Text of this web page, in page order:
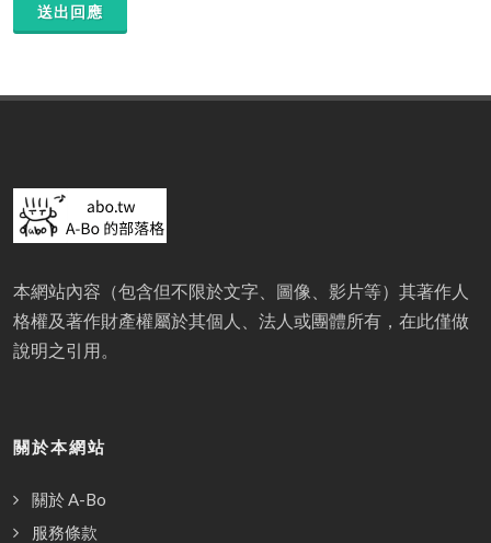
送出回應
本網站內容（包含但不限於文字、圖像、影片等）其著作人
格權及著作財產權屬於其個人、法人或團體所有，在此僅做
說明之引用。
關於本網站
關於 A-Bo
服務條款